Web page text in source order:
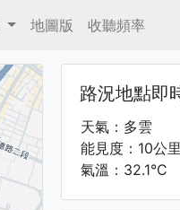
地圖版 收聽頻率
路況地點即
天氣：多雲
能見度：10公里
氣溫：32.1°C